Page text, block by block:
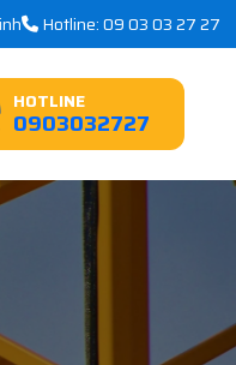
Hotline: 09 03 03 27 27
HOTLINE
0903032727